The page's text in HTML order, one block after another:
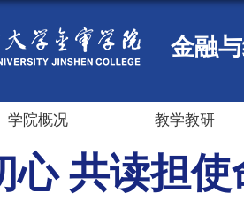
金融
学院概况 教学教研
心 共读担